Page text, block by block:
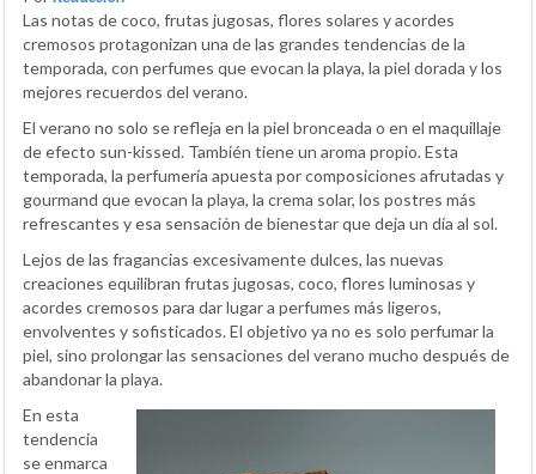
Las notas de coco, frutas jugosas, flores solares y acordes
cremosos protagonizan una de las grandes tendencias de la
temporada, con perfumes que evocan la playa, la piel dorada y los
mejores recuerdos del verano.
El verano no solo se refleja en la piel bronceada o en el maquillaje
de efecto sun-kissed. También tiene un aroma propio. Esta
temporada, la perfumería apuesta por composiciones afrutadas y
gourmand que evocan la playa, la crema solar, los postres más
refrescantes y esa sensación de bienestar que deja un día al sol.
Lejos de las fragancias excesivamente dulces, las nuevas
creaciones equilibran frutas jugosas, coco, flores luminosas y
acordes cremosos para dar lugar a perfumes más ligeros,
envolventes y sofisticados. El objetivo ya no es solo perfumar la
piel, sino prolongar las sensaciones del verano mucho después de
abandonar la playa.
En esta
tendencia
se enmarca